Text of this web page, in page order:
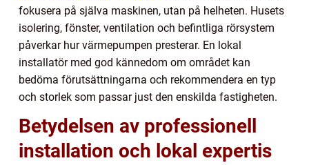
fokusera på själva maskinen, utan på helheten. Husets
isolering, fönster, ventilation och befintliga rörsystem
påverkar hur värmepumpen presterar. En lokal
installatör med god kännedom om området kan
bedöma förutsättningarna och rekommendera en typ
och storlek som passar just den enskilda fastigheten.
Betydelsen av professionell
installation och lokal expertis